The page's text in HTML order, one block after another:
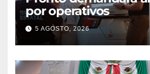
por operativos
5 AGOSTO, 2026